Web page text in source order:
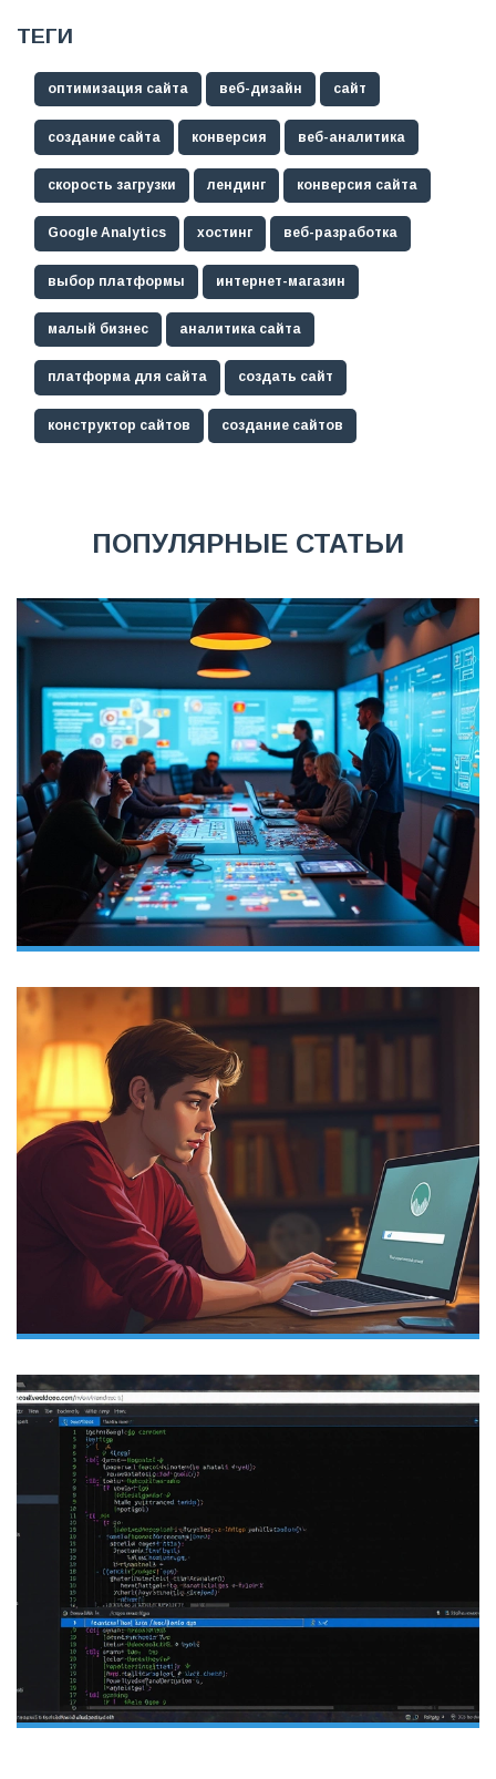
ТЕГИ
оптимизация сайта веб-дизайн сайт
создание сайта конверсия веб-аналитика
скорость загрузки лендинг конверсия сайта
Google Analytics хостинг веб-разработка
выбор платформы интернет-магазин
малый бизнес аналитика сайта
платформа для сайта создать сайт
конструктор сайтов создание сайтов
ПОПУЛЯРНЫЕ СТАТЬИ